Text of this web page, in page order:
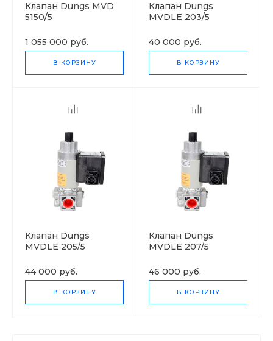
Клапан Dungs MVD
5150/5
1 055 000 руб.
В КОРЗИНУ
Клапан Dungs
MVDLE 203/5
40 000 руб.
В КОРЗИНУ
Клапан Dungs
MVDLE 205/5
44 000 руб.
В КОРЗИНУ
Клапан Dungs
MVDLE 207/5
46 000 руб.
В КОРЗИНУ